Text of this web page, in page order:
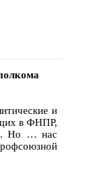
и
в ФНПР,
Но … нас